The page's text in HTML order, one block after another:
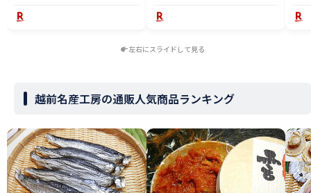
左右にスライドして見る
越前名産工房の通販人気商品ランキング